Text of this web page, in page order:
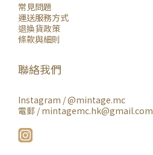
常見問題
運送服務方式
退換貨政策
條款與細則
聯絡我們
Instagram /@mintage.mc
電郵 / mintagemc.hk@gmail.com